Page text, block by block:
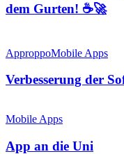
dem Gurten! ☕🚀
ApproppoMobile Apps
Verbesserung der
Mobile Apps
App an die Uni